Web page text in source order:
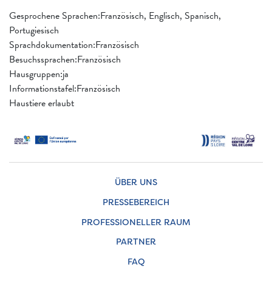
Gesprochene Sprachen:Französisch, Englisch, Spanisch,
Portugiesisch
Sprachdokumentation:Französisch
Besuchssprachen:Französisch
Hausgruppen:ja
Informationstafel:Französisch
Haustiere erlaubt
ÜBER UNS
PRESSEBEREICH
PROFESSIONELLER RAUM
PARTNER
FAQ